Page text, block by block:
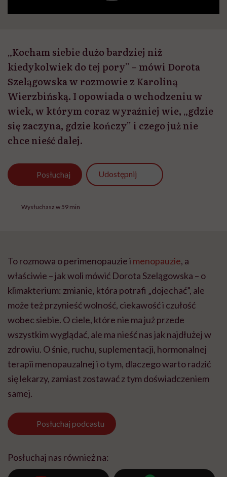
„Kocham siebie dużo bardziej niż
kiedykolwiek do tej pory” – mówi Dorota
Szelągowska w rozmowie z Karoliną
Wierzbińską. I opowiada o wchodzeniu w
wiek, w którym coraz wyraźniej wie, „gdzie
się zaczyna, gdzie kończy” i czego już nie
chce nieść dalej.
Posłuchaj Udostępnij
Wysłuchasz w 59 min
To rozmowa o perimenopauzie i menopauzie, a
właściwie – jak woli mówić Dorota Szelągowska – o
klimakterium: zmianie, która potrafi „dojechać”, ale
może też przynieść wolność, ciekawość i czułość
wobec siebie. O ciele, które nie ma już przede
wszystkim wyglądać, ale ma nieść nas jak najdłużej w
zdrowiu. O śnie, ruchu, suplementacji, hormonalnej
terapii menopauzalnej i o tym, dlaczego warto radzić
się lekarzy, zamiast zostawać z tym doświadczeniem
samej.
Posłuchaj podcastu
Posłuchaj nas również na: